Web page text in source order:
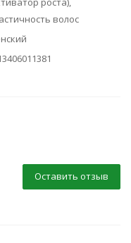
волос
Оставить отзыв